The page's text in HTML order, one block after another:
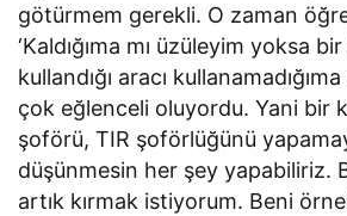
götürmem gerekli. O zaman
‘Kaldığıma mı üzüleyim yoksa bir
kullandığı aracı kullanamadığıma
çok eğlenceli oluyordu. Yani bir
şoförü, TIR şoförlüğünü
düşünmesin her şey yapabiliriz.
artık kırmak istiyorum. Beni